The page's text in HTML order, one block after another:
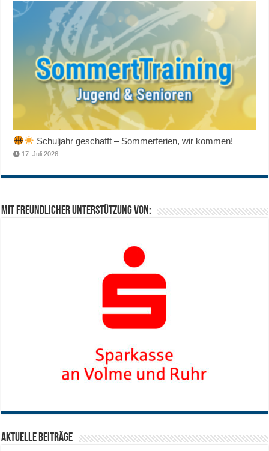
Schuljahr geschafft – Sommerferien, wir kommen!
17. Juli 2026
Mit freundlicher Unterstützung von:
Aktuelle Beiträge